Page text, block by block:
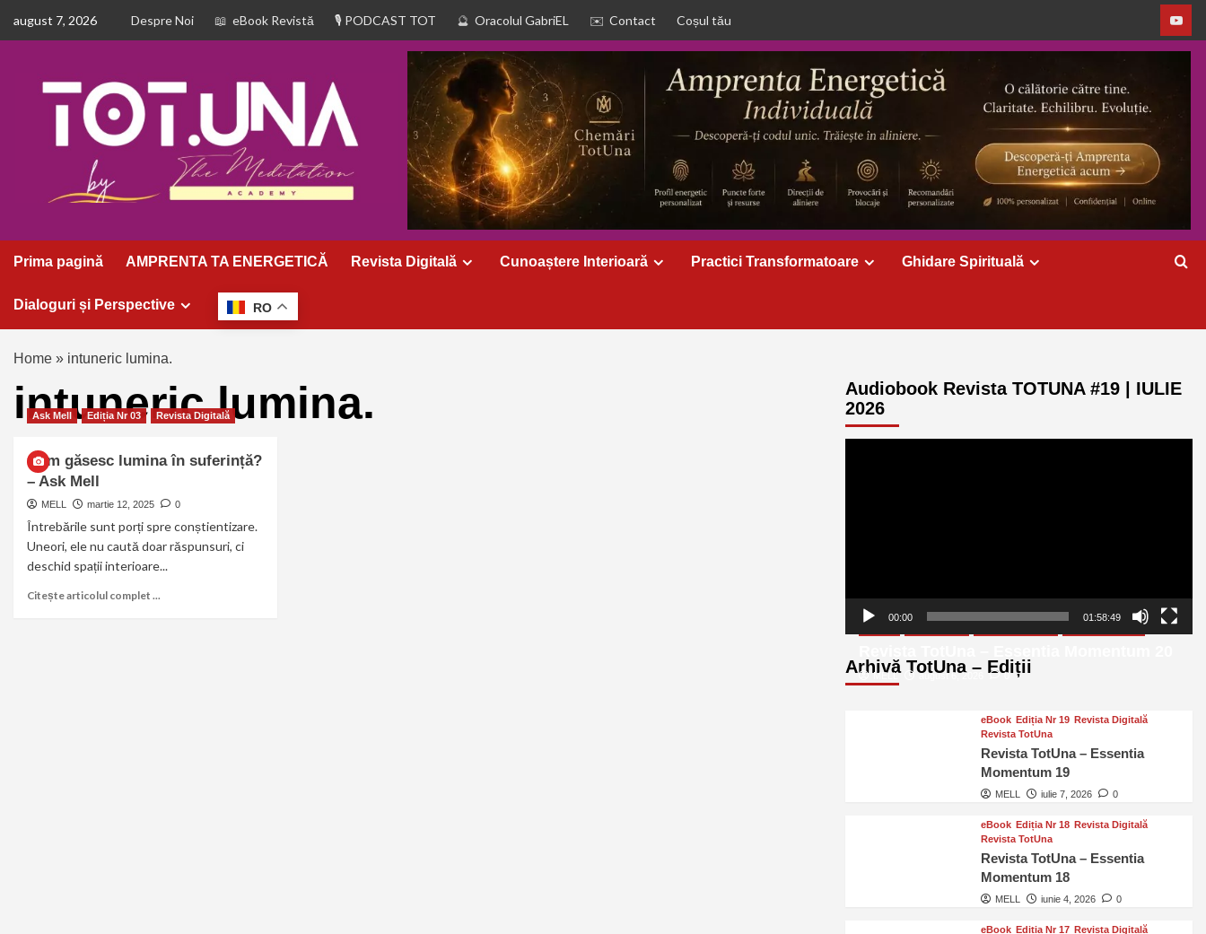
august 7, 2026 Despre Noi eBook Revistă PODCAST TOT Oracolul GabriEL Contact Coșul tău
Prima pagină AMPRENTA TA ENERGETICĂ Revista Digitală Cunoaștere Interioară Practici Transformatoare Ghidare Spirituală
Dialoguri și Perspective RO
Home » intuneric lumina.
intuneric lumina.
Ask Mell Ediția Nr 03 Revista Digitală
Cum găsesc lumina în suferință?
– Ask Mell
MELL martie 12, 2025 0
Întrebările sunt porți spre conștientizare.
Uneori, ele nu caută doar răspunsuri, ci
deschid spații interioare...
Citește articolul complet ...
Audiobook Revista TOTUNA #19 | IULIE
2026
00:00 01:58:49
Arhivă TotUna – Ediții
MELL august 6, 2026 0
eBook Ediția Nr 19 Revista Digitală
Revista TotUna
Revista TotUna – Essentia
Momentum 19
MELL iulie 7, 2026 0
eBook Ediția Nr 18 Revista Digitală
Revista TotUna
Revista TotUna – Essentia
Momentum 18
MELL iunie 4, 2026 0
eBook Ediția Nr 17 Revista Digitală